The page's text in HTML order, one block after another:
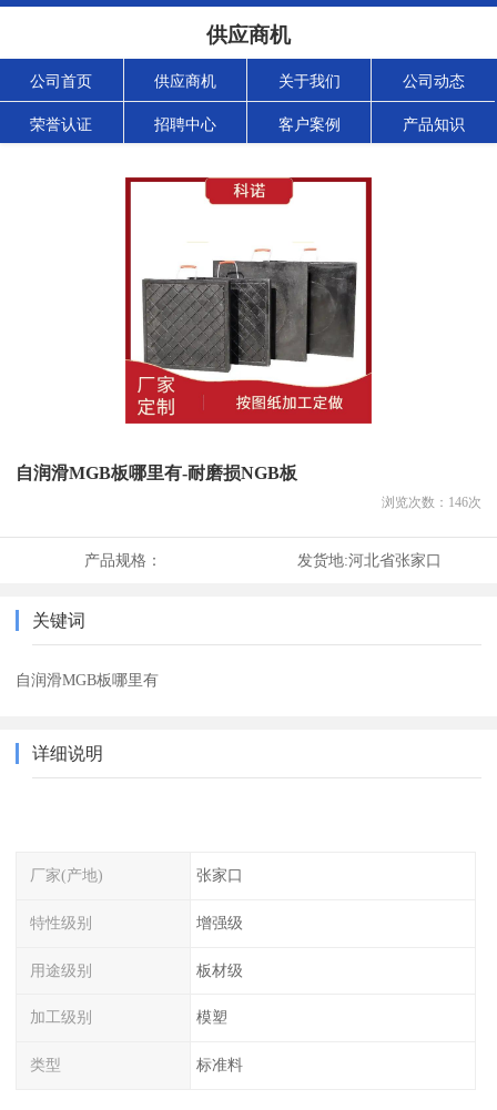
供应商机
公司首页 供应商机 关于我们 公司动态
荣誉认证 招聘中心 客户案例 产品知识
自润滑MGB板哪里有-耐磨损NGB板
浏览次数： 146次
产品规格： 发货地:河北省张家口
关键词
自润滑MGB板哪里有
详细说明
厂家(产地) 张家口
特性级别 增强级
用途级别 板材级
加工级别 模塑
类型 标准料